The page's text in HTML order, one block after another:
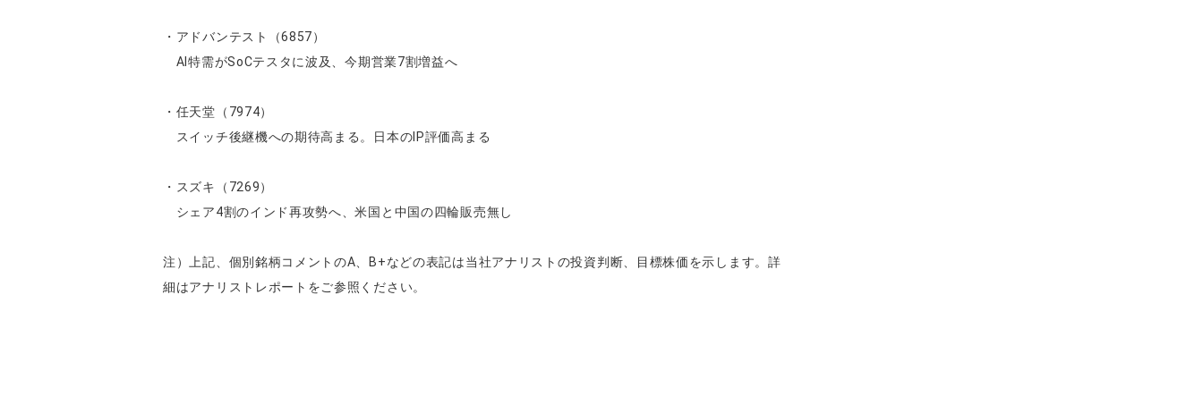
・アドバンテスト（6857）
AI特需がSoCテスタに波及、今期営業7割増益へ
・任天堂（7974）
スイッチ後継機への期待高まる。日本のIP評価高まる
・スズキ（7269）
シェア4割のインド再攻勢へ、米国と中国の四輪販売無し
注）上記、個別銘柄コメントのA、B+などの表記は当社アナリストの投資判断、目標株価を示します。詳
細はアナリストレポートをご参照ください。